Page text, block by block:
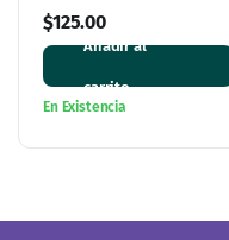
$125.00
Añadir al
carrito
En Existencia